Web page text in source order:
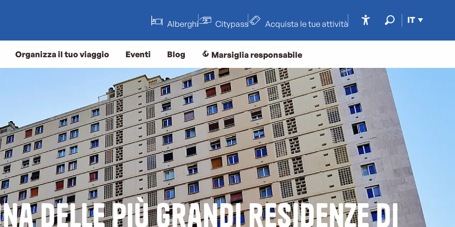
IT
Alberghi Citypass Acquista le tue attività
Organizza il tuo viaggio Eventi Blog Marsiglia responsabile
delle più grandi residenze di